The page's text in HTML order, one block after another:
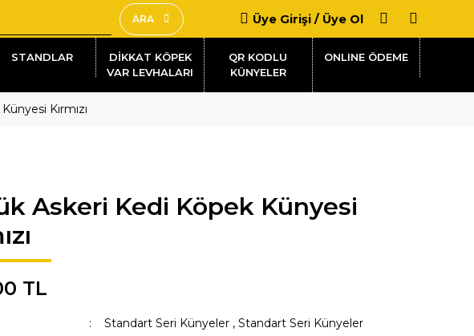
ARA Üye Girişi / Üye Ol
STANDLAR
DİKKAT KÖPEK
VAR LEVHALARI
QR KODLU
KÜNYELER
Kırmızı
Askeri Kedi Köpek Künyesi
TL
Standart Seri Künyeler , Standart Seri Künyeler